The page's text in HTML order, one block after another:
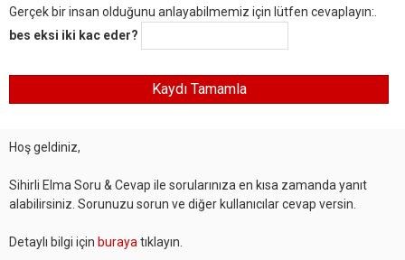
Gerçek bir insan olduğunu anlayabilmemiz için lütfen cevaplayın:.
bes eksi iki kac eder?
Hoş geldiniz,
Sihirli Elma Soru & Cevap ile sorularınıza en kısa zamanda yanıt
alabilirsiniz. Sorunuzu sorun ve diğer kullanıcılar cevap versin.
Detaylı bilgi için buraya tıklayın.